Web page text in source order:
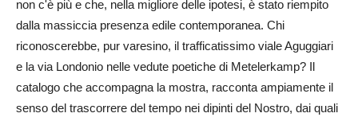
non c'è più e che, nella migliore delle ipotesi, è stato riempito
dalla massiccia presenza edile contemporanea. Chi
riconoscerebbe, pur varesino, il trafficatissimo viale Aguggiari
e la via Londonio nelle vedute poetiche di Metelerkamp? Il
catalogo che accompagna la mostra, racconta ampiamente il
senso del trascorrere del tempo nei dipinti del Nostro, dai quali